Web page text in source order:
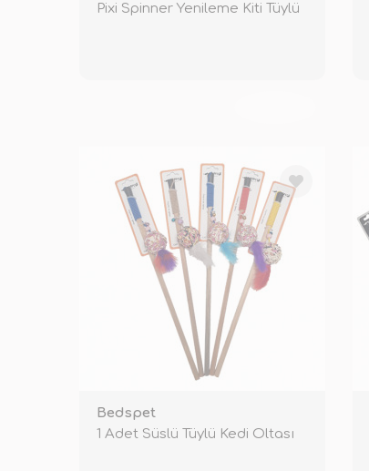
Pixi Spinner Yenileme Kiti Tüylü
Bedspet
1 Adet Süslü Tüylü Kedi Oltası